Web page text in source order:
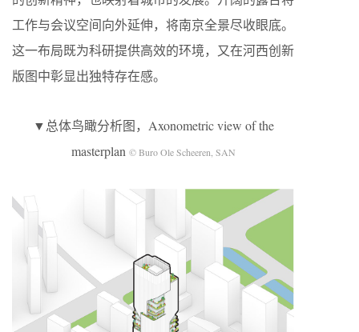
工作与会议空间向外延伸，将南京全景尽收眼底。
这一布局既为科研提供高效的环境，又在河西创新
版图中彰显出独特存在感。
▼总体鸟瞰分析图，Axonometric view of the
masterplan © Buro Ole Scheeren, SAN